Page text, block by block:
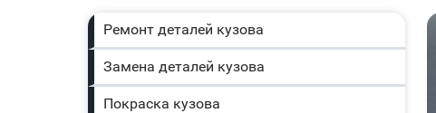
Ремонт деталей кузова
Замена деталей кузова
Покраска кузова